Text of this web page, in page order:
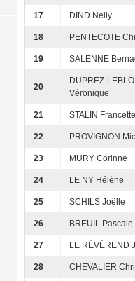
17 DIND Nelly
18 PENTECOTE
19 SALENNE
20
DUPREZ-
Véronique
21 STALIN Francette
22 PROVIGNON
23 MURY Corinne
24 LE NY Hélène
25 SCHILS Joëlle
26 BREUIL Pascale
27 LE RÉVÉREND
28 CHEVALIER